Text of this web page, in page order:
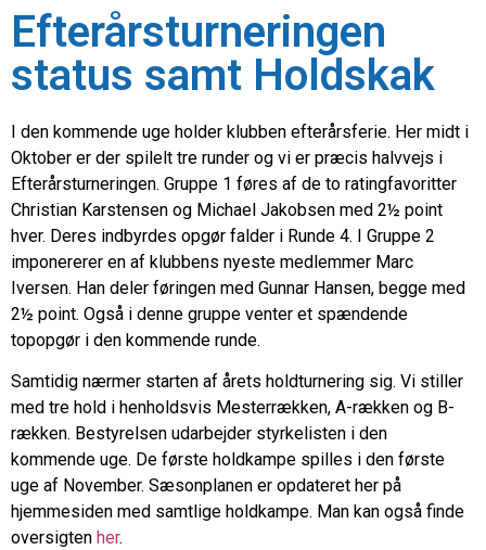
Efterårsturneringen
status samt Holdskak
I den kommende uge holder klubben efterårsferie. Her midt i
Oktober er der spilelt tre runder og vi er præcis halvvejs i
Efterårsturneringen. Gruppe 1 føres af de to ratingfavoritter
Christian Karstensen og Michael Jakobsen med 2½ point
hver. Deres indbyrdes opgør falder i Runde 4. I Gruppe 2
imponererer en af klubbens nyeste medlemmer Marc
Iversen. Han deler føringen med Gunnar Hansen, begge med
2½ point. Også i denne gruppe venter et spændende
topopgør i den kommende runde.
Samtidig nærmer starten af årets holdturnering sig. Vi stiller
med tre hold i henholdsvis Mesterrækken, A-rækken og B-
rækken. Bestyrelsen udarbejder styrkelisten i den
kommende uge. De første holdkampe spilles i den første
uge af November. Sæsonplanen er opdateret her på
hjemmesiden med samtlige holdkampe. Man kan også finde
oversigten her.